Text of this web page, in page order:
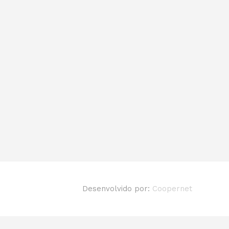
Desenvolvido por: Coopernet